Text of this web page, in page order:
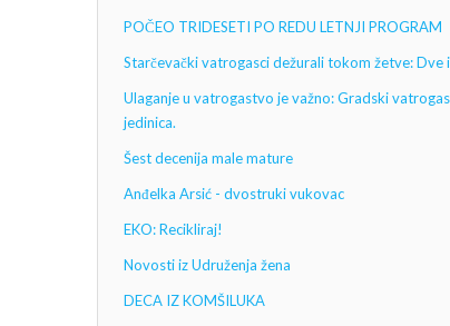
POČEO TRIDESETI PO REDU LETNJI PROGRAM
Starčevački vatrogasci dežurali tokom žetve: Dve
Ulaganje u vatrogastvo je važno: Gradski
jedinica.
Šest decenija male mature
Anđelka Arsić - dvostruki vukovac
EKO: Recikliraj!
Novosti iz Udruženja žena
DECA IZ KOMŠILUKA